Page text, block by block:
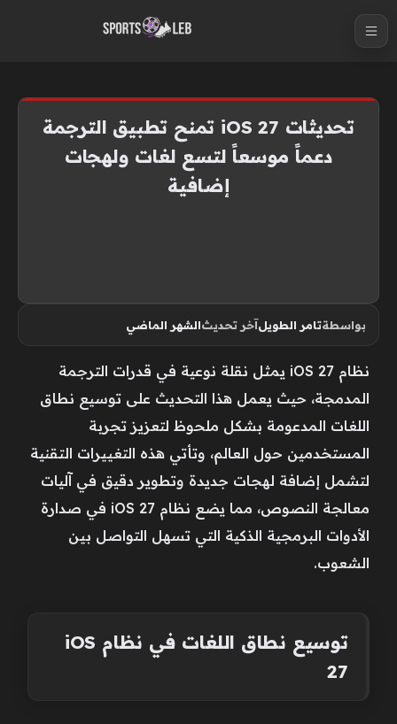
تحديثات iOS 27 تمنح تطبيق الترجمة
دعماً موسعاً لتسع لغات ولهجات
إضافية
بواسطةتامر الطويلآخر تحديثالشهر الماضي
نظام iOS 27 يمثل نقلة نوعية في قدرات الترجمة
المدمجة، حيث يعمل هذا التحديث على توسيع نطاق
اللغات المدعومة بشكل ملحوظ لتعزيز تجربة
المستخدمين حول العالم، وتأتي هذه التغييرات التقنية
لتشمل إضافة لهجات جديدة وتطوير دقيق في آليات
معالجة النصوص، مما يضع نظام iOS 27 في صدارة
الأدوات البرمجية الذكية التي تسهل التواصل بين
الشعوب.
توسيع نطاق اللغات في نظام iOS
27